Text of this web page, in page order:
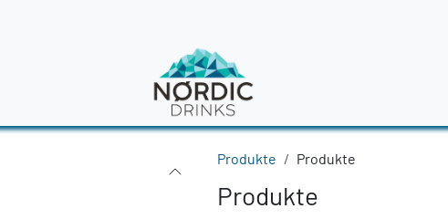
Produkte Produkte
Produkte